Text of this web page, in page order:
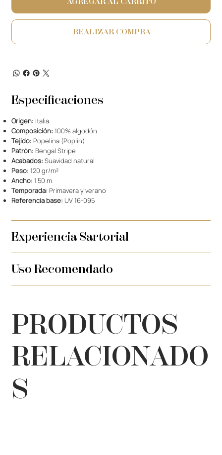
REALIZAR COMPRA
Especificaciones
Origen: Italia
Composición: 100% algodón
Tejido: Popelina (Poplin)
Patrón: Bengal Stripe
Acabados: Suavidad natural
Peso: 120 gr/m²
Ancho: 1.50 m
Temporada: Primavera y verano
Referencia base: UV 16-095
Experiencia Sartorial
Uso Recomendado
PRODUCTOS
RELACIONADO
S